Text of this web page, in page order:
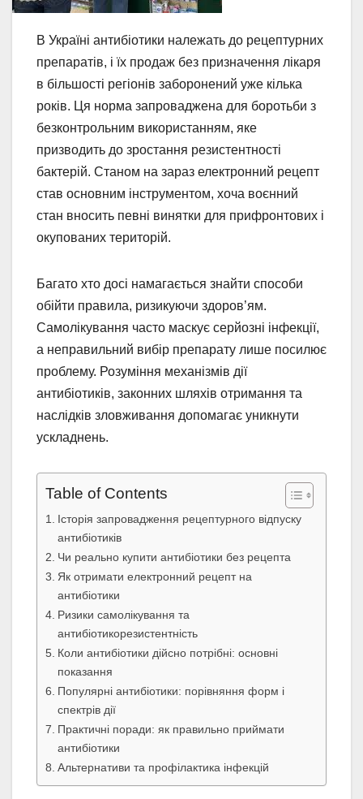
В Україні антибіотики належать до рецептурних
препаратів, і їх продаж без призначення лікаря
в більшості регіонів заборонений уже кілька
років. Ця норма запроваджена для боротьби з
безконтрольним використанням, яке
призводить до зростання резистентності
бактерій. Станом на зараз електронний рецепт
став основним інструментом, хоча воєнний
стан вносить певні винятки для прифронтових і
окупованих територій.
Багато хто досі намагається знайти способи
обійти правила, ризикуючи здоров’ям.
Самолікування часто маскує серйозні інфекції,
а неправильний вибір препарату лише посилює
проблему. Розуміння механізмів дії
антибіотиків, законних шляхів отримання та
наслідків зловживання допомагає уникнути
ускладнень.
Table of Contents
Історія запровадження рецептурного відпуску
антибіотиків
Чи реально купити антибіотики без рецепта
Як отримати електронний рецепт на
антибіотики
Ризики самолікування та
антибіотикорезистентність
Коли антибіотики дійсно потрібні: основні
показання
Популярні антибіотики: порівняння форм і
спектрів дії
Практичні поради: як правильно приймати
антибіотики
Альтернативи та профілактика інфекцій